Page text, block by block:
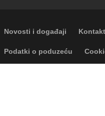
Footer secondary
Novosti i događaji
Footer menu
Podatki o poduzeću